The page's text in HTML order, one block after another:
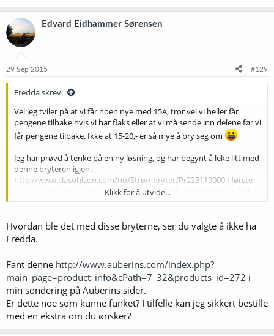
Edvard Eidhammer Sørensen
29 Sep 2015 #129
Fredda skrev:
Vel jeg tviler på at vi får noen nye med 15A, tror vel vi heller får
pengene tilbake hvis vi har flaks eller at vi må sende inn delene før vi
får pengene tilbake. Ikke at 15-20,- er så mye å bry seg om
Jeg har prøvd å tenke på en ny løsning, og har begynt å leke litt med
denne bryteren igjen.
http://www.clasohlson.com/no/Strømbryter/Pr223119000 I første
runde tenkte jeg at det ikke ville fungere da denne kun har en leder,
Er det noe som skulle tilsi at dette er ugunstig eller dårlig sikkerhet?
Klikk for å utvide...
Hvordan ble det med disse bryterne, ser du valgte å ikke ha
Fredda.
Fant denne http://www.auberins.com/index.php?
main_page=product_info&cPath=7_32&products_id=272 i
min sondering på Auberins sider.
Er dette noe som kunne funket? I tilfelle kan jeg sikkert bestille
med en ekstra om du ønsker?